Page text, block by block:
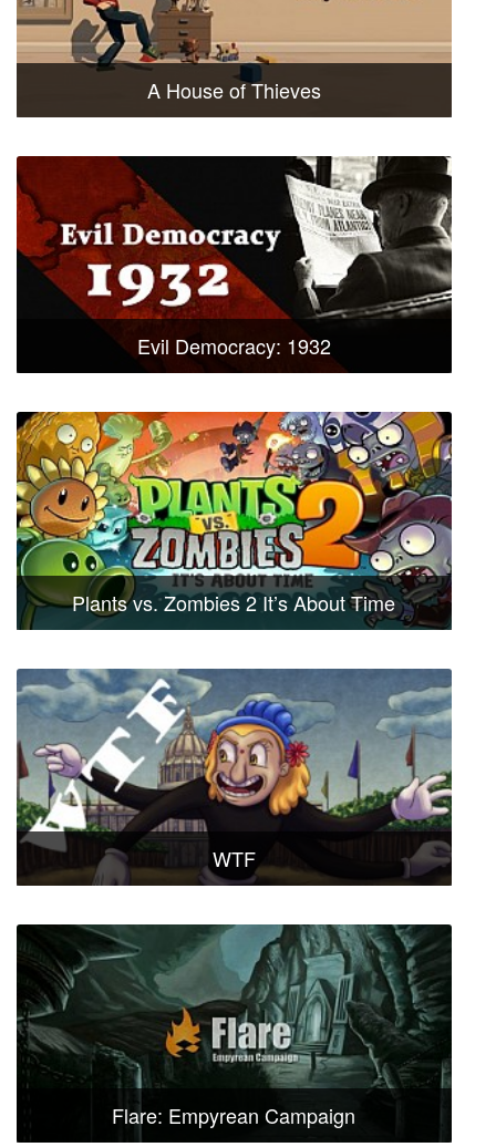
A House of Thieves
Evil Democracy: 1932
Plants vs. Zombies 2 It’s About Time
WTF
Flare: Empyrean Campaign